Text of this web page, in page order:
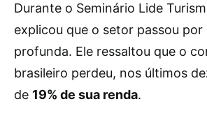
Durante o Seminário Lide
explicou que o setor passou por
profunda. Ele ressaltou que o
brasileiro perdeu, nos últimos
de 19% de sua renda.